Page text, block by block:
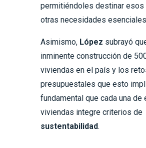
permitiéndoles destinar esos
otras necesidades
Asimismo, López subrayó
inminente construcción de
viviendas en el país y los
presupuestales que esto
fundamental que cada una de
viviendas integre criterios de
sustentabilidad.